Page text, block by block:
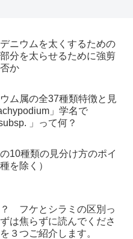
デニウムを太くするための
分を太らせるために強剪
か
ム属の全37種類特徴と見
」学名で
」って何？
10種類の見分け方のポイ
を除く）
フケとシラミの区別っ
は焦らずに読んでくださ
３つご紹介します。